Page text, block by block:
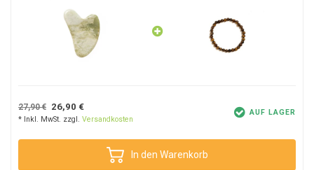
27,90 € 26,90 €
* Inkl. MwSt. zzgl. Versandkosten
AUF LAGER
In den Warenkorb